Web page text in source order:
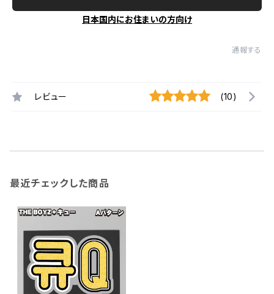
日本国内にお住まいの方向け
通報する
レビュー (10)
最近チェックした商品